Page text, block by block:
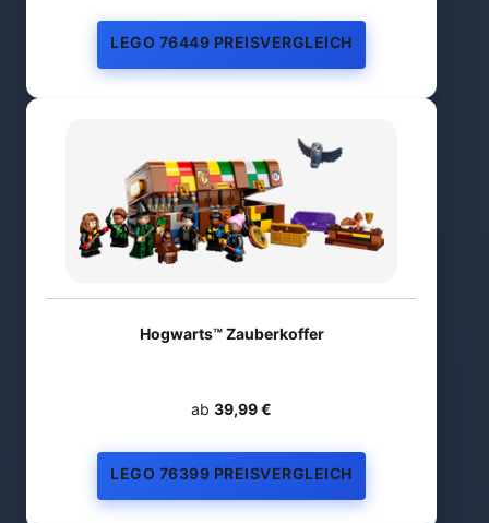
LEGO 76449 PREISVERGLEICH
Hogwarts™ Zauberkoffer
ab 39,99 €
LEGO 76399 PREISVERGLEICH